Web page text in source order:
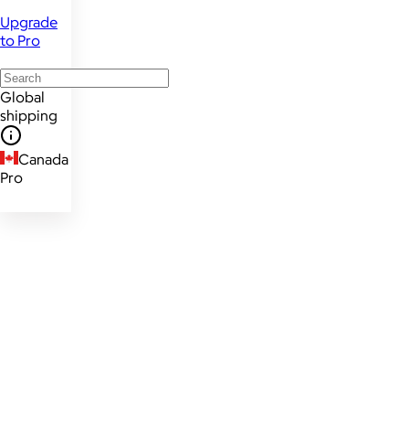
Upgrade
to Pro
Global
shipping
Canada
Pro